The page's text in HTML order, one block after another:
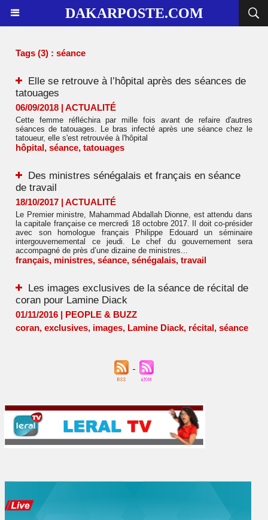
DAKARPOSTE.COM
Tags (3) : séance
Elle se retrouve à l’hôpital après des séances de
tatouages
06/09/2018 | ACTUALITÉ
Cette femme réfléchira par mille fois avant de refaire d'autres
séances de tatouages. Le bras infecté après une séance chez le
tatoueur, elle s'est retrouvée à l'hôpital
hôpital, séance, tatouages
Des ministres sénégalais et français en séance
de travail
18/10/2017 | ACTUALITÉ
Le Premier ministre, Mahammad Abdallah Dionne, est attendu dans
la capitale française ce mercredi 18 octobre 2017. Il doit co-présider
avec son homologue français Philippe Edouard un séminaire
intergouvernemental ce jeudi. Le chef du gouvernement sera
accompagné de près d’une dizaine de ministres...
français, ministres, séance, sénégalais, travail
Les images exclusives de la séance de récital de
coran pour Lamine Diack
01/11/2016 | PEOPLE & BUZZ
coran, exclusives, images, Lamine Diack, récital, séance